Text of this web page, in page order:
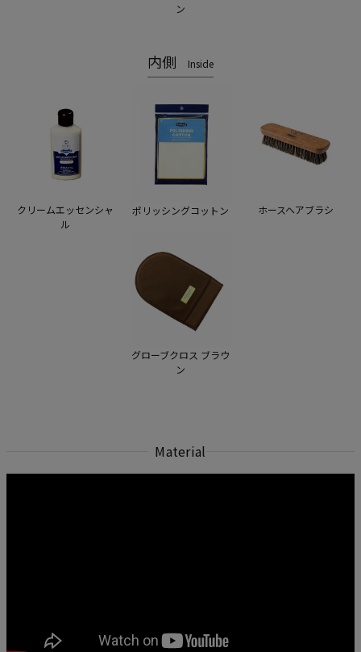
ン
内側 Inside
クリームエッセンシャ
ル
ポリッシングコットン ホースヘアブラシ
グローブクロス ブラウ
ン
Material